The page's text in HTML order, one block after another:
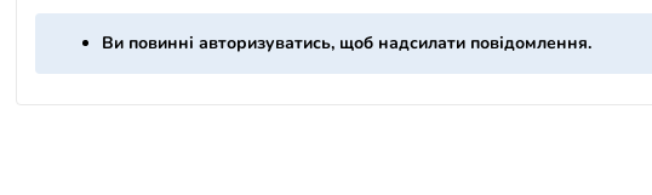
Ви повинні авторизуватись, щоб надсилати повідомлення.